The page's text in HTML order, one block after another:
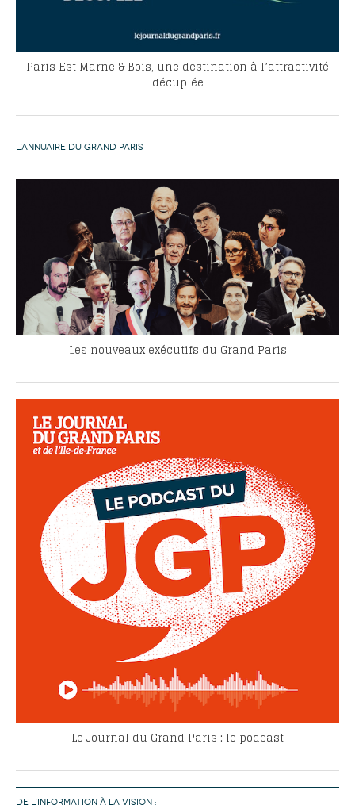
Paris Est Marne & Bois, une destination à l’attractivité
décuplée
L’ANNUAIRE DU GRAND PARIS
Les nouveaux exécutifs du Grand Paris
Le Journal du Grand Paris : le podcast
DE L’INFORMATION À LA VISION :